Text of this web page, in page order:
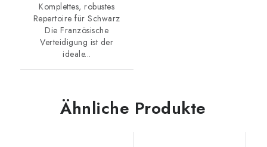
Komplettes, robustes
Repertoire für Schwarz
Die Französische
Verteidigung ist der
ideale...
Ähnliche Produkte